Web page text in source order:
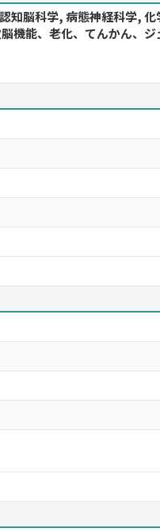
脳科学, 病態神経科学,
機能、老化、てんかん、